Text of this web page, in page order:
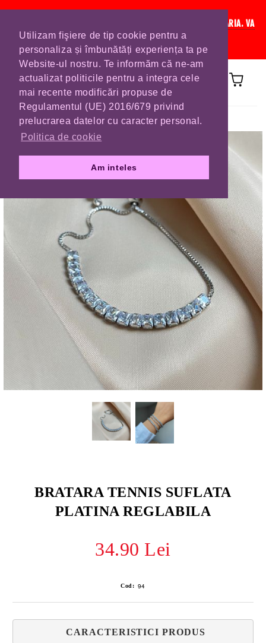
Utilizam fişiere de tip cookie pentru a
personaliza și îmbunătăți experiența ta pe
Website-ul nostru. Te informăm că ne-am
actualizat politicile pentru a integra cele
mai recente modificări propuse de
Regulamentul (UE) 2016/679 privind
prelucrarea datelor cu caracter personal.
Politica de cookie
Am inteles
IN CURAND INCHIDEM LISTA DE COMENZI PENTRU SFANTA MARIA. VA
RUGAM SA VA PLASATI COMENZILE DIN TIMP.
Prima pagină BRATARI
BRATARA TENNIS SUFLATA
PLATINA REGLABILA
34.90 Lei
Cod: 94
CARACTERISTICI PRODUS